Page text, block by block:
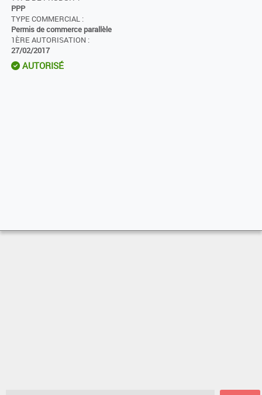
PPP
TYPE COMMERCIAL :
Permis de commerce parallèle
1ÈRE AUTORISATION :
27/02/2017
AUTORISÉ